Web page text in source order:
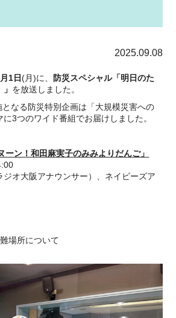
2025.09.08
1日(月)に、
防災スペシャル「明日のた
を放送しました。
なる防災特別企画は「大規模災害への
3つのワイド番組でお届けしました。
ーン！和田麻実子のみみよりだんご」
ジオ大阪アナウンサー）、ネイビーズア
場所について